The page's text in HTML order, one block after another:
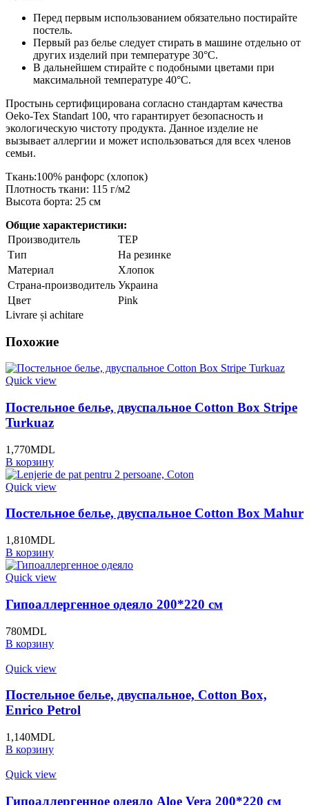
Перед первым использованием обязательно постирайте
постель.
Первый раз белье следует стирать в машине отдельно от
других изделий при температуре 30°С.
В дальнейшем стирайте с подобными цветами при
максимальной температуре 40°С.
Простынь сертифицирована согласно стандартам качества
Oeko-Tex Standart 100, что гарантирует безопасность и
экологическую чистоту продукта. Данное изделие не
вызывает аллергии и может использоваться для всех членов
семьи.
Ткань:100% ранфорс (хлопок)
Плотность ткани: 115 г/м2
Высота борта: 25 см
Общие характеристики:
Производитель
TEP
Тип
На резинке
Материал
Хлопок
Страна-производитель Украина
Цвет
Pink
Livrare și achitare
Похожие
Quick view
Постельное белье, двуспальное Cotton Box Stripe
Turkuaz
1,770MDL
В корзину
Quick view
Постельное белье, двуспальное Cotton Box Mahur
1,810MDL
В корзину
Quick view
Гипоаллергенное одеяло 200*220 см
780MDL
В корзину
Quick view
Постельное белье, двуспальное, Cotton Box,
Enrico Petrol
1,140MDL
В корзину
Quick view
Гипоаллергенное одеяло Aloe Vera 200*220 см